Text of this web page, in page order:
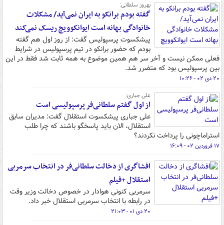
بهروز سلطانی:
گفته بودم برانکو به ایران نمی‌آید/ مشکلات
خانوادگی بهانه است ایوانکوویچ ریسک نمی‌کند
پیشکسوت پرسپولیس گفت: از روز اول هم گفته
بودم که حضور برانکو در تیم پرسپولیس در شرایط
فعلی ممکن نیست و آخر سر هم همین موضوع به همه ثابت شد فقط در این
بین پرسپولیس بود که متضرر شد.
۲۰ دی ۰۲ - ۱۰:۲۶
علی جباری:
از اول گفتم سلطانی‌فر پرسپولیسی است
علی جباری پیشکسوت استقلال گفت: مدیران سابق
استقلال، الان باید پاسخگو باشند که چرا طلب
استراماچونی را پرداخت نکردند؟
۱۷ فروردین ۰۲ - ۱۶:۰۹
افشاگری از دخالت سلطانی‌فر در انتخاب سرمربی
استقلال +فیلم
سرمربی کنونی هوادار در خصوص دخالت وزیر وقت
در رابطه با انتخاب سرمربی استقلال خبر داد.
۲۰ دی ۰۱ - ۲۱:۰۳